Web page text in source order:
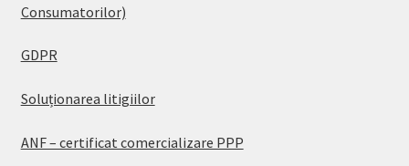
Consumatorilor)
GDPR
Soluționarea litigiilor
ANF – certificat comercializare PPP